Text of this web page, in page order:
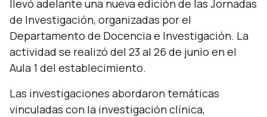
llevó adelante una nueva edición de las Jornadas
de Investigación, organizadas por el
Departamento de Docencia e Investigación. La
actividad se realizó del 23 al 26 de junio en el
Aula 1 del establecimiento.
Las investigaciones abordaron temáticas
vinculadas con la investigación clínica,